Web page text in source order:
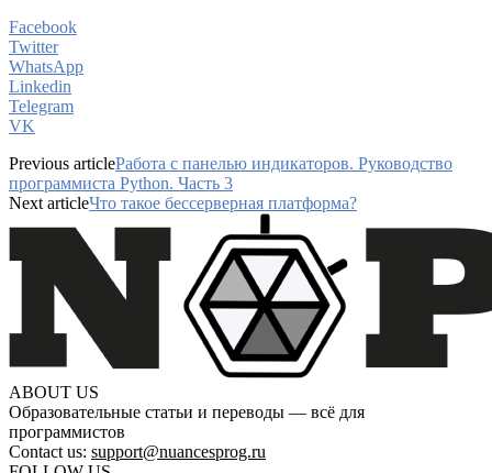
Facebook
Twitter
WhatsApp
Linkedin
Telegram
VK
Previous articleРабота с панелью индикаторов. Руководство
программиста Python. Часть 3
Next articleЧто такое бессерверная платформа?
ABOUT US
Образовательные статьи и переводы — всё для
программистов
Contact us: support@nuancesprog.ru